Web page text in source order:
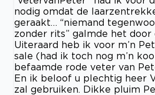
nodig omdat de
geraakt… “niemand
zonder rits” galmde het door
Uiteraard heb ik voor m’n
sale (had ik toch nog m’n
befaamde rode veter van
En ik beloof u plechtig heer
zal gebruiken. Dikke pluim